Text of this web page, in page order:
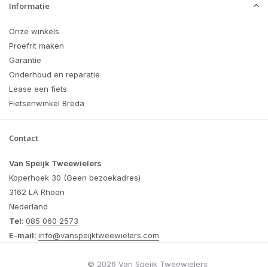
Informatie
Onze winkels
Proefrit maken
Garantie
Onderhoud en reparatie
Lease een fiets
Fietsenwinkel Breda
Contact
Van Speijk Tweewielers
Koperhoek 30 (Geen bezoekadres)
3162 LA Rhoon
Nederland
Tel: 085 060 2573
E-mail: info@vanspeijktweewielers.com
© 2026 Van Speijk Tweewielers